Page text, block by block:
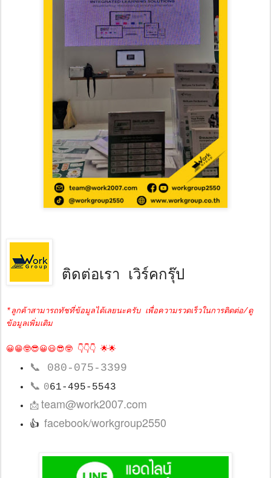
ติดต่อเรา เวิร์คกรุ๊ป
*ลูกค้าสามารถทัชที่ข้อมูลได้เลยนะครับ เพื่อความรวดเร็วในการติดต่อ/ดู
ข้อมูลเพิ่มเติม
😀😁🤓😎😀😃😎🤓 👇👇👇 🌟🌟
📞 080-075-3399
📞 061-495-5543
📩team@work2007.com
👍 facebook/workgroup2550